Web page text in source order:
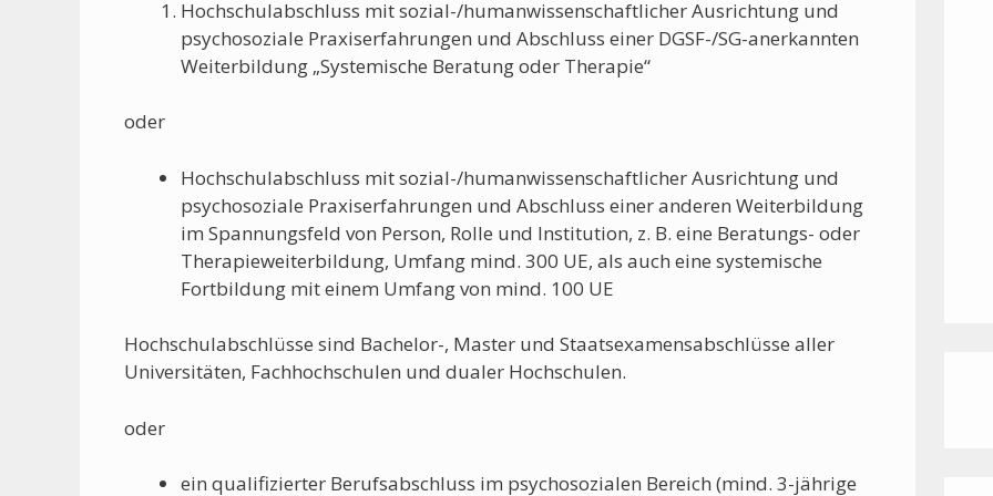
Hochschulabschluss mit sozial-/humanwissenschaftlicher Ausrichtung und
psychosoziale Praxiserfahrungen und Abschluss einer DGSF-/SG-anerkannten
Weiterbildung „Systemische Beratung oder Therapie“
oder
Hochschulabschluss mit sozial-/humanwissenschaftlicher Ausrichtung und
psychosoziale Praxiserfahrungen und Abschluss einer anderen Weiterbildung
im Spannungsfeld von Person, Rolle und Institution, z. B. eine Beratungs- oder
Therapieweiterbildung, Umfang mind. 300 UE, als auch eine systemische
Fortbildung mit einem Umfang von mind. 100 UE
Hochschulabschlüsse sind Bachelor-, Master und Staatsexamensabschlüsse aller
Universitäten, Fachhochschulen und dualer Hochschulen.
oder
ein qualifizierter Berufsabschluss im psychosozialen Bereich (mind. 3-jährige